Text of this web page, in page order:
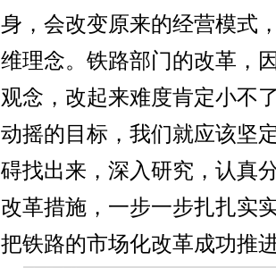
身，会改变原来的经营模式
维理念。铁路部门的改革，
观念，改起来难度肯定小不
动摇的目标，我们就应该坚
碍找出来，深入研究，认真
改革措施，一步一步扎扎实
把铁路的市场化改革成功推